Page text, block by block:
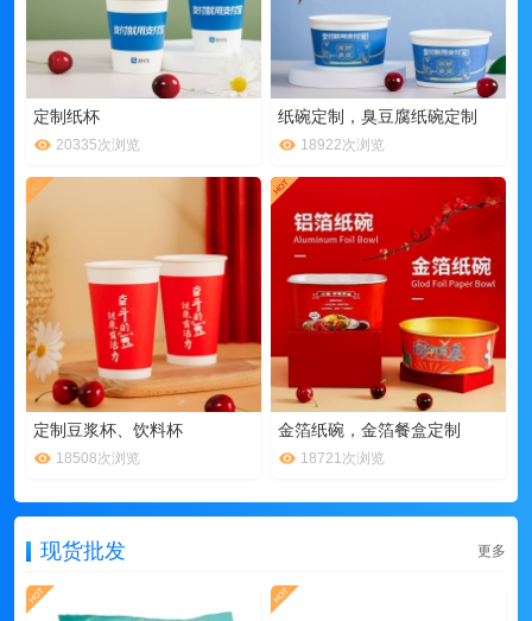
定制纸杯
20335次浏览
纸碗定制，臭豆腐纸碗定制
18922次浏览
定制豆浆杯、饮料杯
18508次浏览
金箔纸碗，金箔餐盒定制
18721次浏览
现货批发 更多